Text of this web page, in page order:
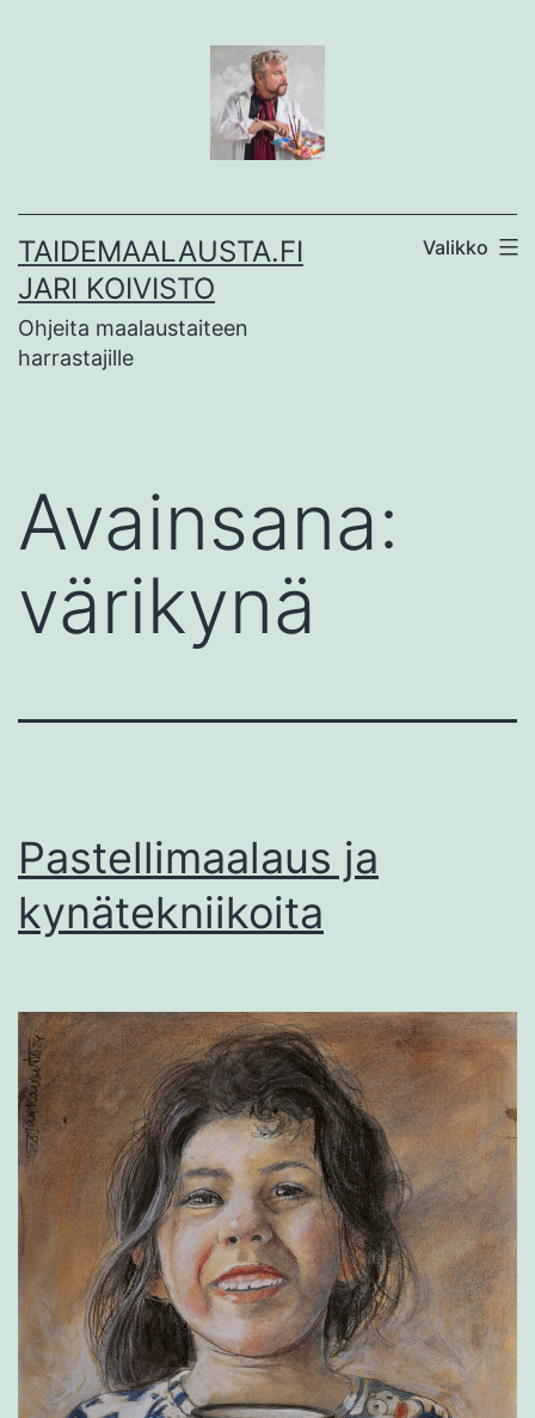
TAIDEMAALAUSTA.FI
JARI KOIVISTO
Ohjeita maalaustaiteen
harrastajille
Valikko
Avainsana:
värikynä
Pastellimaalaus ja
kynätekniikoita